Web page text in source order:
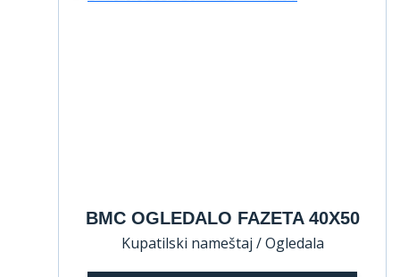
BMC OGLEDALO FAZETA 40X50
Kupatilski nameštaj / Ogledala